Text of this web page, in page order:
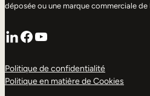
déposée ou une marque commerciale de
LinkedIn
Facebook
YouTube
Politique de confidentialité
Politique en matière de Cookies